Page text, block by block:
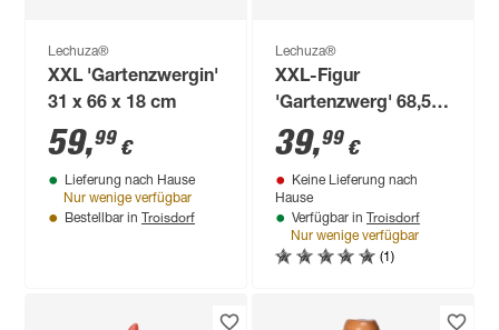
Lechuza®
XXL 'Gartenzwergin'
31 x 66 x 18 cm
59,99 €
Lieferung nach Hause
Nur wenige verfügbar
Bestellbar in Troisdorf
Lechuza®
XXL-Figur
'Gartenzwerg' 68,5
cm
39,99 €
Keine Lieferung nach
Hause
Verfügbar in Troisdorf
Nur wenige verfügbar
(1)